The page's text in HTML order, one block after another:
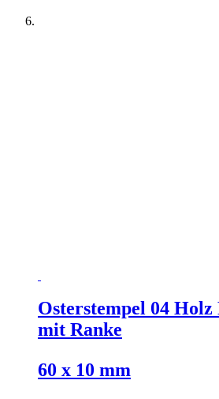
Osterstempel 04
mit Ranke
60 x 10 mm